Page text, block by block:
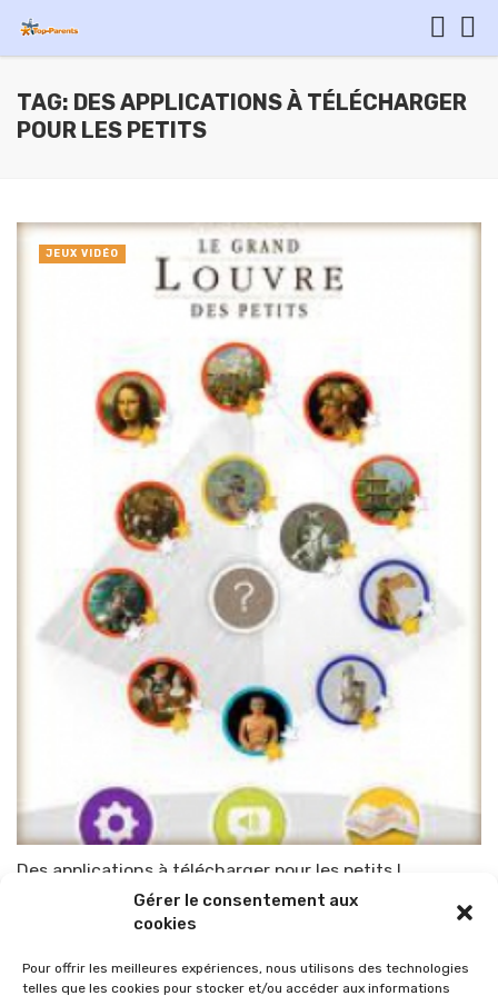
Gérer le consentement aux
cookies
Pour offrir les meilleures expériences, nous utilisons des technologies
telles que les cookies pour stocker et/ou accéder aux informations
TAG: DES APPLICATIONS À TÉLÉCHARGER
POUR LES PETITS
Des applications à télécharger pour les petits !
TOP-PARENTS 19 août 2012
JEUX VIDÉO